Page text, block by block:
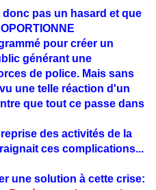
pas un hasard et que
pour créer un
générant une
de police. Mais sans
une telle réaction d'un
que tout ce passe dans
des activités de la
ces complications...
une solution à cette crise: